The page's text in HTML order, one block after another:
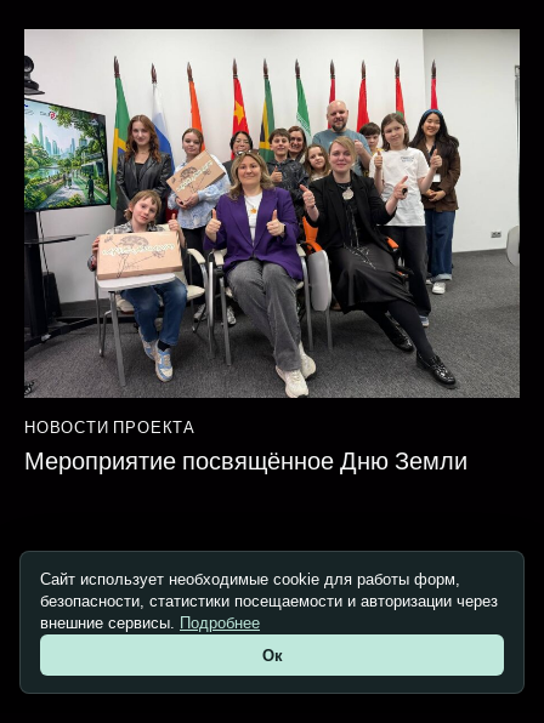
НОВОСТИ ПРОЕКТА
Мероприятие посвящённое Дню Земли
Copyright © 2026. All rights reserved.
Сайт использует необходимые cookie для работы форм,
безопасности, статистики посещаемости и авторизации через
внешние сервисы. Подробнее
Ок